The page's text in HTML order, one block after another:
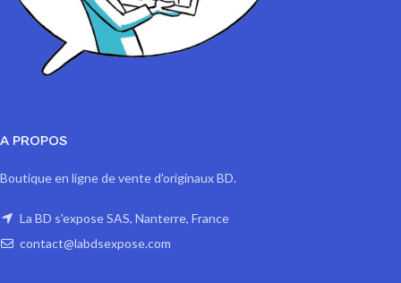
A PROPOS
Boutique en ligne de vente d'originaux BD.
La BD s'expose SAS, Nanterre, France
contact@labdsexpose.com